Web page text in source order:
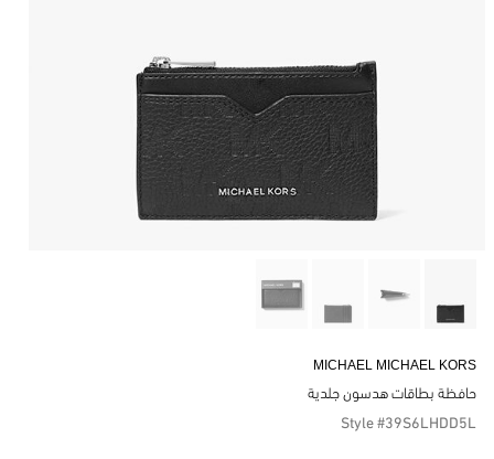
MICHAEL MICHAEL KORS
حافظة بطاقات هدسون جلدية
Style #39S6LHDD5L